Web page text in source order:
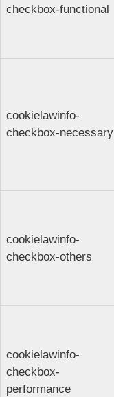
checkbox-functional
cookielawinfo-
checkbox-necessary
cookielawinfo-
checkbox-others
cookielawinfo-
checkbox-
performance